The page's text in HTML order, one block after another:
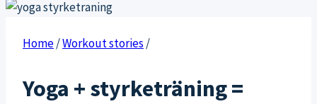
Home/Workout stories /
Yoga + styrketräning =